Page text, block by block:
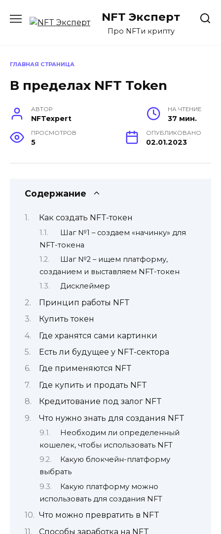
содержанию
NFT Эксперт
Про NFTи крипту
ГЛАВНАЯ СТРАНИЦА
В пределах NFT Token
АВТОР
NFTexpert
НА ЧТЕНИЕ
37 мин.
ПРОСМОТРОВ
5
ОПУБЛИКОВАНО
02.01.2023
Содержание
Как создать NFT-токен
Шаг №1 – создаем «начинку» для
NFT-токена
Шаг №2 – ищем платформу,
созданием и выставляем NFT-токен
Дисклеймер
Принцип работы NFT
Купить токен
Где хранятся сами картинки
Есть ли будущее у NFT-сектора
Где применяются NFT
Где купить и продать NFT
Кредитование под залог NFT
Что нужно знать для создания NFT
Необходим ли определенный
кошелек, чтобы использовать NFT
Какую блокчейн-платформу
выбрать
Какую платформу можно
использовать для создания NFT
Что можно превратить в NFT
Способы заработка на NFT